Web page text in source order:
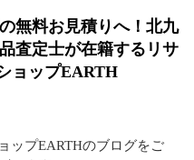
査定士が在籍するリサ
ョップEARTH
ップEARTHのブログをご